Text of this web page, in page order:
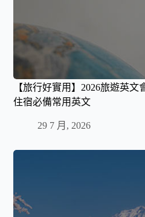
【旅行好實用】2026旅遊英
住宿必備常用英文
29 7 月, 2026